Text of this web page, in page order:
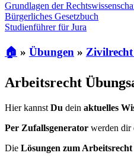
Grundlagen der
Bürgerliches Gesetzbuch
Studienführer für Jura
🏠 » Übungen »
Arbeitsrecht
Hier kannst Du dein aktuelles
Per Zufallsgenerator werden dir
Die Lösungen zum